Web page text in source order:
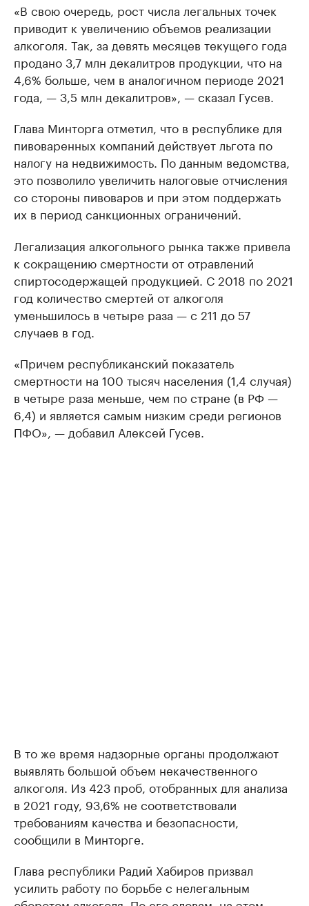
«В свою очередь, рост числа легальных точек
приводит к увеличению объемов реализации
алкоголя. Так, за девять месяцев текущего года
продано 3,7 млн декалитров продукции, что на
4,6% больше, чем в аналогичном периоде 2021
года, — 3,5 млн декалитров», — сказал Гусев.
Глава Минторга отметил, что в республике для
пивоваренных компаний действует льгота по
налогу на недвижимость. По данным ведомства,
это позволило увеличить налоговые отчисления
со стороны пивоваров и при этом поддержать
их в период санкционных ограничений.
Легализация алкогольного рынка также привела
к сокращению смертности от отравлений
спиртосодержащей продукцией. С 2018 по 2021
год количество смертей от алкоголя
уменьшилось в четыре раза — с 211 до 57
случаев в год.
«Причем республиканский показатель
смертности на 100 тысяч населения (1,4 случая)
в четыре раза меньше, чем по стране (в РФ —
6,4) и является самым низким среди регионов
ПФО», — добавил Алексей Гусев.
В то же время надзорные органы продолжают
выявлять большой объем некачественного
алкоголя. Из 423 проб, отобранных для анализа
в 2021 году, 93,6% не соответствовали
требованиям качества и безопасности,
сообщили в Минторге.
Глава республики Радий Хабиров призвал
усилить работу по борьбе с нелегальным